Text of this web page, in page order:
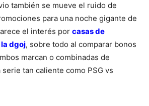
también se mueve el ruido de
para una noche gigante de
el interés por casas de
dgoj, sobre todo al comparar bonos
marcan o combinadas de
tan caliente como PSG vs